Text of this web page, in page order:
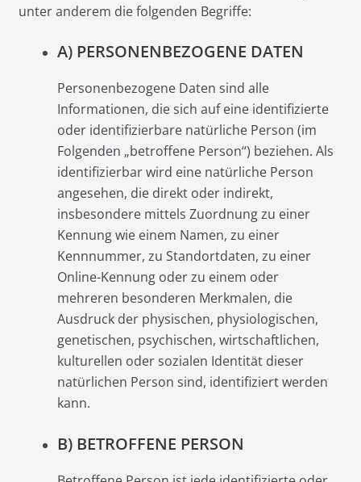
unter anderem die folgenden Begriffe:
A) PERSONENBEZOGENE DATEN
Personenbezogene Daten sind alle
Informationen, die sich auf eine identifizierte
oder identifizierbare natürliche Person (im
Folgenden „betroffene Person“) beziehen. Als
identifizierbar wird eine natürliche Person
angesehen, die direkt oder indirekt,
insbesondere mittels Zuordnung zu einer
Kennung wie einem Namen, zu einer
Kennnummer, zu Standortdaten, zu einer
Online-Kennung oder zu einem oder
mehreren besonderen Merkmalen, die
Ausdruck der physischen, physiologischen,
genetischen, psychischen, wirtschaftlichen,
kulturellen oder sozialen Identität dieser
natürlichen Person sind, identifiziert werden
kann.
B) BETROFFENE PERSON